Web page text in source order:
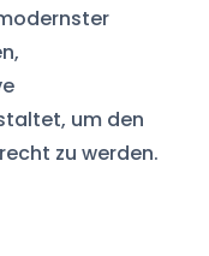
um den
zu werden.